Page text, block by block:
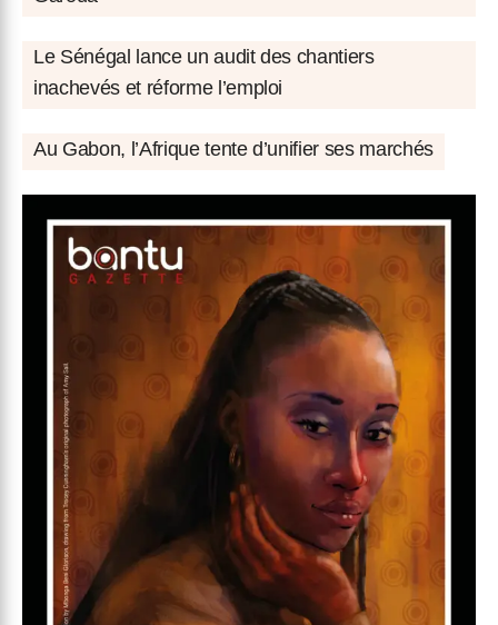
Le Sénégal lance un audit des chantiers
inachevés et réforme l’emploi
Au Gabon, l’Afrique tente d’unifier ses marchés